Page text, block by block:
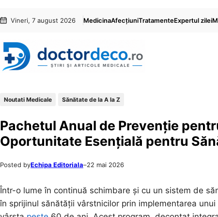
conținut
content
Vineri, 7 august 2026 MedicinaAfecțiuniTratamenteExpertul zilei
Noutati Medicale Sănătate de la A la Z
Pachetul Anual de Prevenție
Oportunitate Esențială pentru
Posted byEchipa Editoriala–22 mai 2026
Într-o lume în continuă schimbare și cu un sistem de
în sprijinul sănătății vârstnicilor prin implementarea